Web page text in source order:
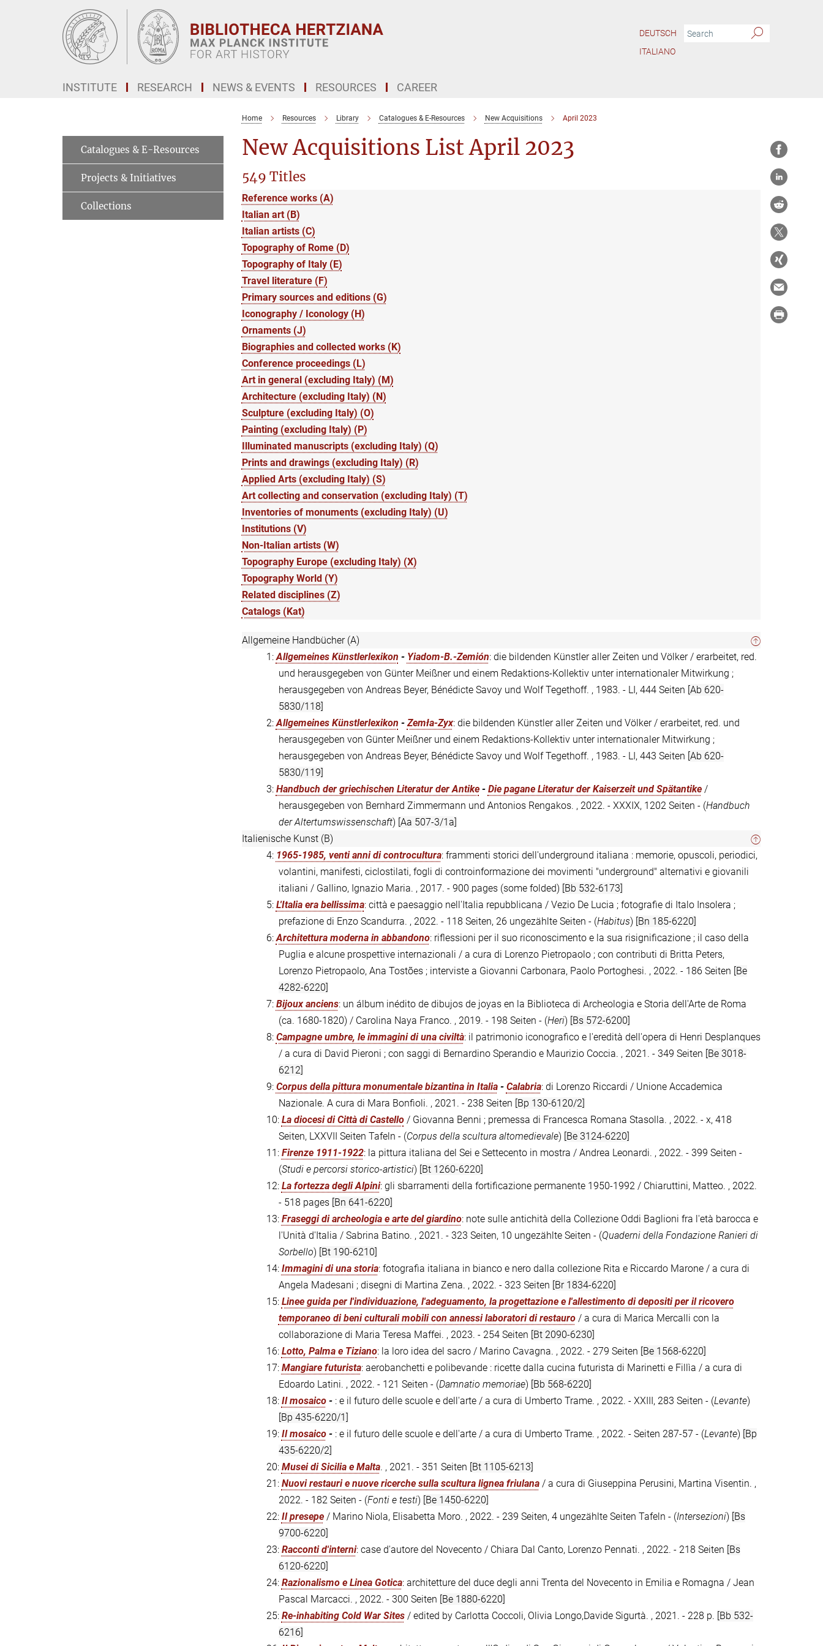
DEUTSCH
ITALIANO
INSTITUTE RESEARCH NEWS & EVENTS RESOURCES CAREER
Home Resources Library Catalogues & E-Resources New Acquisitions April 2023
New Acquisitions List April 2023
549 Titles
Reference works (A)
Italian art (B)
Italian artists (C)
Topography of Rome (D)
Topography of Italy (E)
Travel literature (F)
Primary sources and editions (G)
Iconography / Iconology (H)
Ornaments (J)
Biographies and collected works (K)
Conference proceedings (L)
Art in general (excluding Italy) (M)
Architecture (excluding Italy) (N)
Sculpture (excluding Italy) (O)
Painting (excluding Italy) (P)
Illuminated manuscripts (excluding Italy) (Q)
Prints and drawings (excluding Italy) (R)
Applied Arts (excluding Italy) (S)
Art collecting and conservation (excluding Italy) (T)
Inventories of monuments (excluding Italy) (U)
Institutions (V)
Non-Italian artists (W)
Topography Europe (excluding Italy) (X)
Topography World (Y)
Related disciplines (Z)
Catalogs (Kat)
Allgemeine Handbücher (A)
1:Allgemeines Künstlerlexikon - Yiadom-B.-Zemión: die bildenden Künstler aller Zeiten und Völker / erarbeitet, red.
und herausgegeben von Günter Meißner und einem Redaktions-Kollektiv unter internationaler Mitwirkung ;
herausgegeben von Andreas Beyer, Bénédicte Savoy und Wolf Tegethoff. , 1983. - LI, 444 Seiten [Ab 620-
5830/118]
2:Allgemeines Künstlerlexikon -Zemła-Zyx: die bildenden Künstler aller Zeiten und Völker / erarbeitet, red. und
herausgegeben von Günter Meißner und einem Redaktions-Kollektiv unter internationaler Mitwirkung ;
herausgegeben von Andreas Beyer, Bénédicte Savoy und Wolf Tegethoff. , 1983. - LI, 443 Seiten [Ab 620-
5830/119]
3: Handbuch der griechischen Literatur der Antike- Die pagane Literatur der Kaiserzeit und Spätantike/
herausgegeben von Bernhard Zimmermann und Antonios Rengakos. , 2022. - XXXIX, 1202 Seiten - (Handbuch
der Altertumswissenschaft) [Aa 507-3/1a]
Italienische Kunst (B)
4: 1965-1985, venti anni di controcultura: frammenti storici dell'underground italiana : memorie, opuscoli, periodici,
volantini, manifesti, ciclostilati, fogli di controinformazione dei movimenti "underground" alternativi e giovanili
italiani / Gallino, Ignazio Maria. , 2017. - 900 pages (some folded) [Bb 532-6173]
5: L'Italia era bellissima: città e paesaggio nell'Italia repubblicana / Vezio De Lucia ; fotografie di Italo Insolera ;
prefazione di Enzo Scandurra. , 2022. - 118 Seiten, 26 ungezählte Seiten - (Habitus) [Bn 185-6220]
6:Architettura moderna in abbandono: riflessioni per il suo riconoscimento e la sua risignificazione ; il caso della
Puglia e alcune prospettive internazionali / a cura di Lorenzo Pietropaolo ; con contributi di Britta Peters,
Lorenzo Pietropaolo, Ana Tostões ; interviste a Giovanni Carbonara, Paolo Portoghesi. , 2022. - 186 Seiten [Be
4282-6220]
7: Bijoux anciens: un álbum inédito de dibujos de joyas en la Biblioteca di Archeologia e Storia dell'Arte de Roma
(ca. 1680-1820) / Carolina Naya Franco. , 2019. - 198 Seiten - (Heri) [Bs 572-6200]
8: Campagne umbre, le immagini di una civiltà: il patrimonio iconografico e l'eredità dell'opera di Henri Desplanques
/ a cura di David Pieroni ; con saggi di Bernardino Sperandio e Maurizio Coccia. , 2021. - 349 Seiten [Be 3018-
6212]
9: Corpus della pittura monumentale bizantina in Italia- Calabria: di Lorenzo Riccardi / Unione Accademica
Nazionale. A cura di Mara Bonfioli. , 2021. - 238 Seiten [Bp 130-6120/2]
10: La diocesi di Città di Castello/ Giovanna Benni ; premessa di Francesca Romana Stasolla. , 2022. - x, 418
Seiten, LXXVII Seiten Tafeln - (Corpus della scultura altomedievale) [Be 3124-6220]
11: Firenze 1911-1922: la pittura italiana del Sei e Settecento in mostra / Andrea Leonardi. , 2022. - 399 Seiten -
(Studi e percorsi storico-artistici) [Bt 1260-6220]
12: La fortezza degli Alpini: gli sbarramenti della fortificazione permanente 1950-1992 / Chiaruttini, Matteo. , 2022.
- 518 pages [Bn 641-6220]
13: Fraseggi di archeologia e arte del giardino: note sulle antichità della Collezione Oddi Baglioni fra l'età barocca e
l'Unità d'Italia / Sabrina Batino. , 2021. - 323 Seiten, 10 ungezählte Seiten - (Quaderni della Fondazione Ranieri di
Sorbello) [Bt 190-6210]
14: Immagini di una storia: fotografia italiana in bianco e nero dalla collezione Rita e Riccardo Marone / a cura di
Angela Madesani ; disegni di Martina Zena. , 2022. - 323 Seiten [Br 1834-6220]
15: Linee guida per l'individuazione, l'adeguamento, la progettazione e l'allestimento di depositi per il ricovero
temporaneo di beni culturali mobili con annessi laboratori di restauro/ a cura di Marica Mercalli con la
collaborazione di Maria Teresa Maffei. , 2023. - 254 Seiten [Bt 2090-6230]
16: Lotto, Palma e Tiziano: la loro idea del sacro / Marino Cavagna. , 2022. - 279 Seiten [Be 1568-6220]
17: Mangiare futurista: aerobanchetti e polibevande : ricette dalla cucina futurista di Marinetti e Fillìa / a cura di
Edoardo Latini. , 2022. - 121 Seiten - (Damnatio memoriae) [Bb 568-6220]
18: Il mosaico- : e il futuro delle scuole e dell'arte / a cura di Umberto Trame. , 2022. - XXIII, 283 Seiten - (Levante)
[Bp 435-6220/1]
19: Il mosaico- : e il futuro delle scuole e dell'arte / a cura di Umberto Trame. , 2022. - Seiten 287-57 - (Levante) [Bp
435-6220/2]
20: Musei di Sicilia e Malta. , 2021. - 351 Seiten [Bt 1105-6213]
21: Nuovi restauri e nuove ricerche sulla scultura lignea friulana/ a cura di Giuseppina Perusini, Martina Visentin. ,
2022. - 182 Seiten - (Fonti e testi) [Be 1450-6220]
22: Il presepe/ Marino Niola, Elisabetta Moro. , 2022. - 239 Seiten, 4 ungezählte Seiten Tafeln - (Intersezioni) [Bs
9700-6220]
23: Racconti d'interni: case d'autore del Novecento / Chiara Dal Canto, Lorenzo Pennati. , 2022. - 218 Seiten [Bs
6120-6220]
24: Razionalismo e Linea Gotica: architetture del duce degli anni Trenta del Novecento in Emilia e Romagna / Jean
Pascal Marcacci. , 2022. - 300 Seiten [Be 1880-6220]
25: Re-inhabiting Cold War Sites/ edited by Carlotta Coccoli, Olivia Longo,Davide Sigurtà. , 2021. - 228 p. [Bb 532-
6216]
Catalogues & E-Resources
Projects & Initiatives
Collections